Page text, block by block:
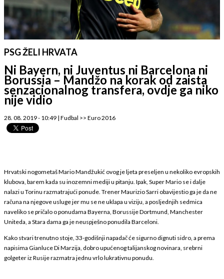
PSG ŽELI HRVATA
Ni Bayern, ni Juventus ni Barcelona ni
Borussia – Mandžo na korak od zaista
senzacionalnog transfera, ovdje ga niko
nije vidio
28. 08. 2019 - 10:49 | Fudbal >> Euro 2016
Hrvatski nogometaš Mario Mandžukić ovog je ljeta preseljen u nekoliko evropskih
klubova, barem kada su inozemni mediji u pitanju. Ipak, Super Mario se i dalje
nalazi u Torinu razmatrajući ponude. Trener Maurizio Sarri obavijestio ga je da ne
računa na njegove usluge jer mu se ne uklapa u viziju, a posljednjih sedmica
naveliko se pričalo o ponudama Bayerna, Borussije Dortmund, Manchester
Uniteda, a Stara dama ga je neuspješno ponudila Barceloni.
Kako stvari trenutno stoje, 33-godišnji napadač će sigurno dignuti sidro, a prema
napisima Gianluce Di Marzija, dobro upućenog talijanskog novinara, srebrni
golgeter iz Rusije razmatra jednu vrlo lukrativnu ponudu.